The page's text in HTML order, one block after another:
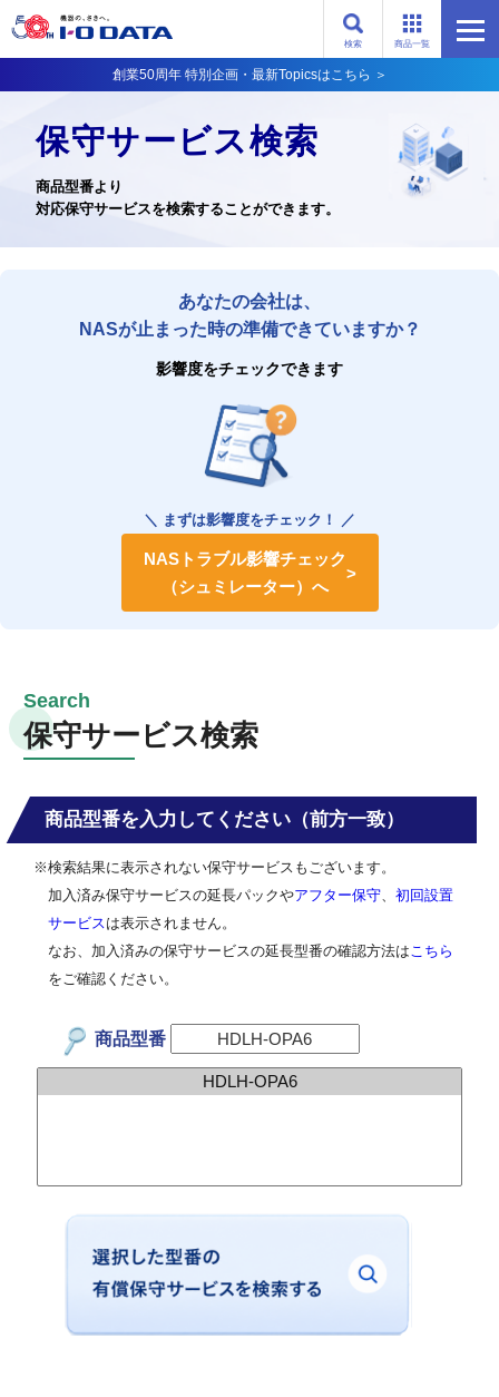
商品一覧
検索
創業50周年 特別企画・最新Topicsはこちら ＞
保守サービス検索
商品型番より
対応保守サービスを検索することができます。
あなたの会社は、
NASが止まった時の準備できていますか？
影響度をチェックできます
＼ まずは影響度をチェック！ ／
NASトラブル影響チェック
（シュミレーター）へ
保守サービス検索
商品型番を入力してください（前方一致）
※検索結果に表示されない保守サービスもございます。
加入済み保守サービスの延長パックやアフター保守
初回設置
サービス は表示されません。
なお、加入済みの保守サービスの延長型番の確認方法は こちら
をご確認ください。
商品型番